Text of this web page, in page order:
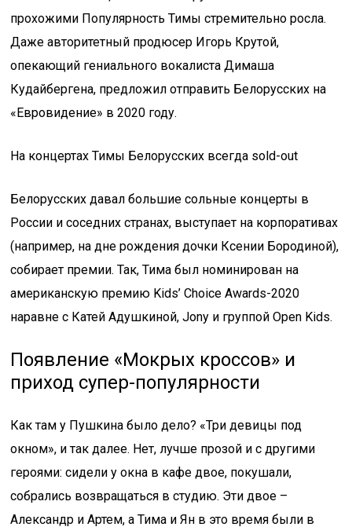
прохожими Популярность Тимы стремительно росла.
Даже авторитетный продюсер Игорь Крутой,
опекающий гениального вокалиста Димаша
Кудайбергена, предложил отправить Белорусских на
«Евровидение» в 2020 году.
На концертах Тимы Белорусских всегда sold-out
Белорусских давал большие сольные концерты в
России и соседних странах, выступает на корпоративах
(например, на дне рождения дочки Ксении Бородиной),
собирает премии. Так, Тима был номинирован на
американскую премию Kids’ Choice Awards-2020
наравне с Катей Адушкиной, Jony и группой Open Kids.
Появление «Мокрых кроссов» и
приход супер-популярности
Как там у Пушкина было дело? «Три девицы под
окном», и так далее. Нет, лучше прозой и с другими
героями: сидели у окна в кафе двое, покушали,
собрались возвращаться в студию. Эти двое –
Александр и Артем, а Тима и Ян в это время были в